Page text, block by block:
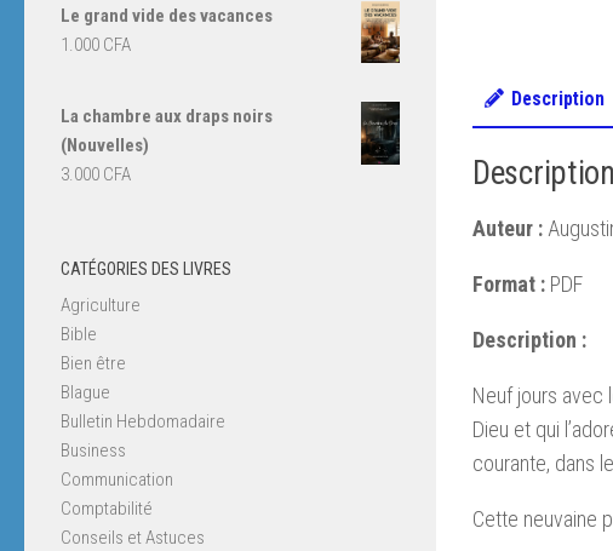
Description
Description
Auteur :
Format : PDF
Description :
Neuf jours avec
Dieu et qui
courante, dans
Cette neuvaine
Le grand vide des vacances
1.000 CFA
La chambre aux draps noirs
(Nouvelles)
3.000 CFA
CATÉGORIES DES LIVRES
Agriculture
Bible
Bien être
Blague
Bulletin Hebdomadaire
Business
Communication
Comptabilité
Conseils et Astuces